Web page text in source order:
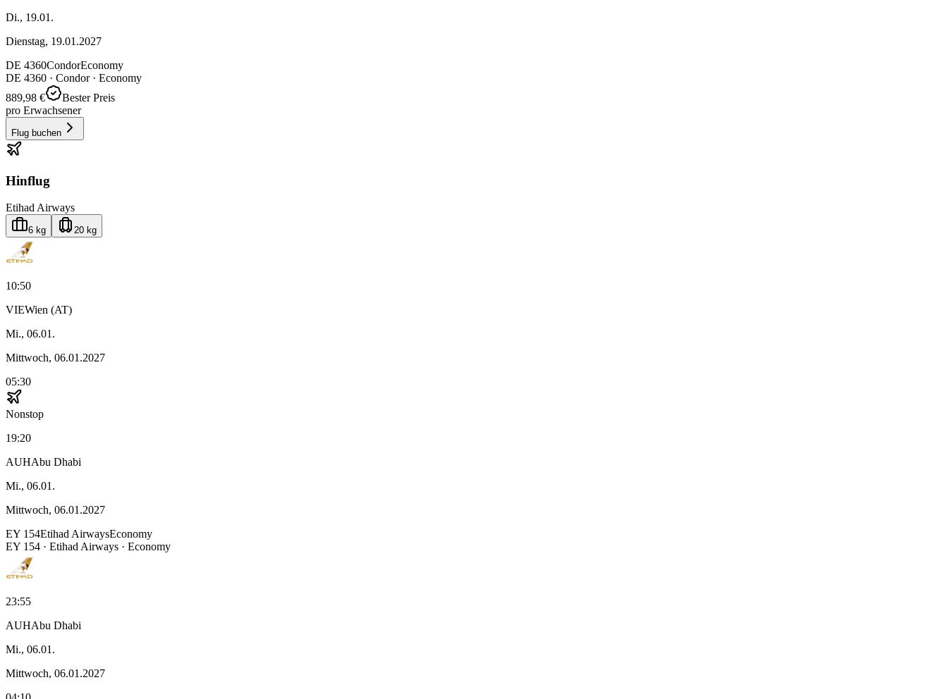
Di., 19.01.
Dienstag, 19.01.2027
DE 4360CondorEconomy
DE 4360 · Condor· Economy
889,98 €
Bester Preis
pro Erwachsener
Flug buchen
Hinflug
Etihad Airways
6 kg 20 kg
10:50
VIEWien (AT)
Mi., 06.01.
Mittwoch, 06.01.2027
05:30
Nonstop
19:20
AUHAbu Dhabi
Mi., 06.01.
Mittwoch, 06.01.2027
EY 154Etihad AirwaysEconomy
EY 154 · Etihad Airways · Economy
23:55
AUHAbu Dhabi
Mi., 06.01.
Mittwoch, 06.01.2027